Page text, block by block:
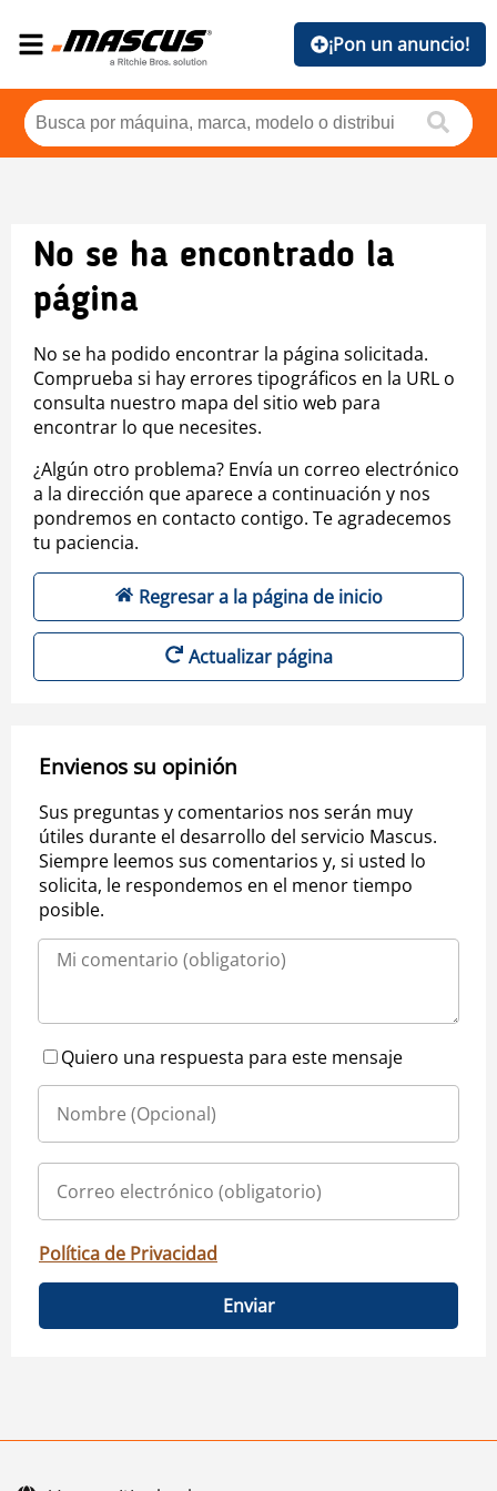
¡Pon un anuncio!
No se ha encontrado la
página
No se ha podido encontrar la página solicitada.
Comprueba si hay errores tipográficos en la URL o
consulta nuestro mapa del sitio web para
encontrar lo que necesites.
¿Algún otro problema? Envía un correo electrónico
a la dirección que aparece a continuación y nos
pondremos en contacto contigo. Te agradecemos
tu paciencia.
Regresar a la página de inicio
Actualizar página
Envienos su opinión
Sus preguntas y comentarios nos serán muy
útiles durante el desarrollo del servicio Mascus.
Siempre leemos sus comentarios y, si usted lo
solicita, le respondemos en el menor tiempo
posible.
Quiero una respuesta para este mensaje
Política de Privacidad
Enviar